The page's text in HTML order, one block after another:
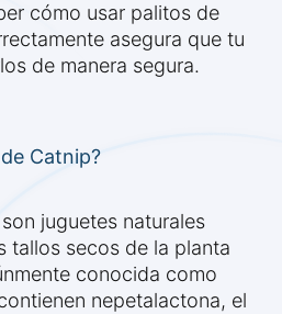
cómo usar palitos de
asegura que tu
de manera segura.
Catnip?
juguetes naturales
tallos secos de la planta
conocida como
nepetalactona, el